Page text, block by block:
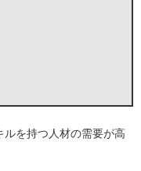
を持つ人材の需要が高